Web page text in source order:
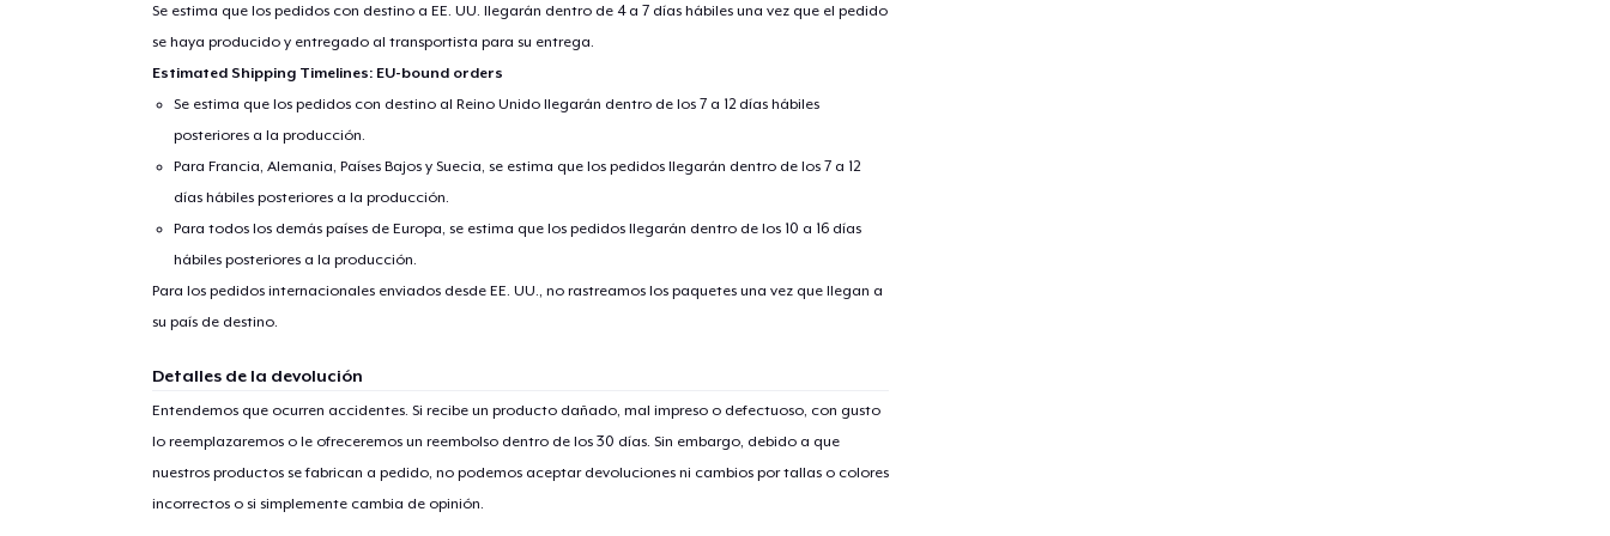
Se estima que los pedidos con destino a EE. UU. llegarán dentro de 4 a 7 días hábiles una vez que el pedido
se haya producido y entregado al transportista para su entrega.
Estimated Shipping Timelines: EU-bound orders
Se estima que los pedidos con destino al Reino Unido llegarán dentro de los 7 a 12 días hábiles
posteriores a la producción.
Para Francia, Alemania, Países Bajos y Suecia, se estima que los pedidos llegarán dentro de los 7 a 12
días hábiles posteriores a la producción.
Para todos los demás países de Europa, se estima que los pedidos llegarán dentro de los 10 a 16 días
hábiles posteriores a la producción.
Para los pedidos internacionales enviados desde EE. UU., no rastreamos los paquetes una vez que llegan a
su país de destino.
Detalles de la devolución
Entendemos que ocurren accidentes. Si recibe un producto dañado, mal impreso o defectuoso, con gusto
lo reemplazaremos o le ofreceremos un reembolso dentro de los 30 días. Sin embargo, debido a que
nuestros productos se fabrican a pedido, no podemos aceptar devoluciones ni cambios por tallas o colores
incorrectos o si simplemente cambia de opinión.
15,00 US$
35,00 US$
Unisex Classic Crewneck Sweatshirt
30,00 US$
Baby Premium Onesie
15,00 US$